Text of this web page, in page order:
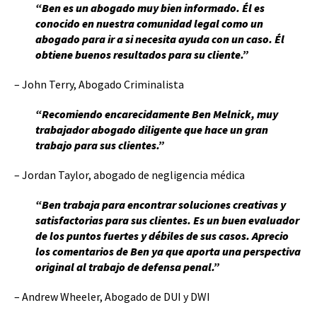
“Ben es un abogado muy bien informado. Él es
conocido en nuestra comunidad legal como un
abogado para ir a si necesita ayuda con un caso. Él
obtiene buenos resultados para su cliente.”
– John Terry, Abogado Criminalista
“Recomiendo encarecidamente Ben Melnick, muy
trabajador abogado diligente que hace un gran
trabajo para sus clientes.”
– Jordan Taylor, abogado de negligencia médica
“Ben trabaja para encontrar soluciones creativas y
satisfactorias para sus clientes. Es un buen evaluador
de los puntos fuertes y débiles de sus casos. Aprecio
los comentarios de Ben ya que aporta una perspectiva
original al trabajo de defensa penal.”
– Andrew Wheeler, Abogado de DUI y DWI